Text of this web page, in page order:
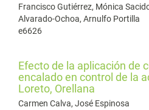
Francisco Gutiérrez, Mónica
Alvarado-Ochoa, Arnulfo Portilla
e6626
Efecto de la aplicación de
encalado en control de la
Loreto, Orellana
Carmen Calva, José Espinosa